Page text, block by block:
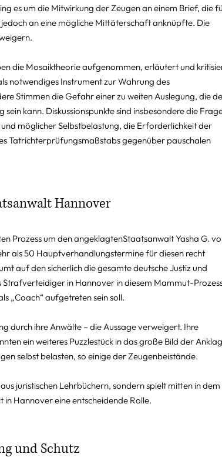
es um die Mitwirkung der Zeugen an einem Brief, die
an eine mögliche Mittäterschaft anknüpfte. Die
die Mosaiktheorie aufgenommen, erläutert und
notwendiges Instrument zur Wahrung des
Stimmen die Gefahr einer zu weiten Auslegung, die
kann. Diskussionspunkte sind insbesondere die
möglicher Selbstbelastung, die Erforderlichkeit der
Tatrichterprüfungsmaßstabs gegenüber pauschalen
Hannover
Prozess um den angeklagtenStaatsanwalt Yasha G.
als 50 Hauptverhandlungstermine für diesen recht
auf den sicherlich die gesamte deutsche Justiz und
Strafverteidiger in Hannover in diesem Mammut-
„Coach“ aufgetreten sein soll.
durch ihre Anwälte – die Aussage verweigert. Ihre
ein weiteres Puzzlestück in das große Bild der
selbst belasten, so einige der Zeugenbeistände.
juristischen Lehrbüchern, sondern spielt mitten in dem
Hannover eine entscheidende Rolle.
und Schutz